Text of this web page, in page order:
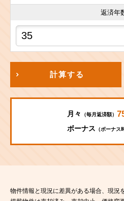
返済年
計算する
月々 （毎月返済額）
ボーナス （ボーナス
物件情報と現況に差異がある場合、現況